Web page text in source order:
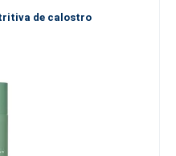
de calostro